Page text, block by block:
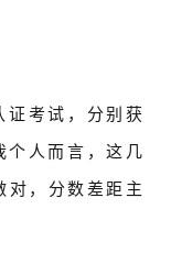
考试，分别获
人而言，这几
对，分数差距主